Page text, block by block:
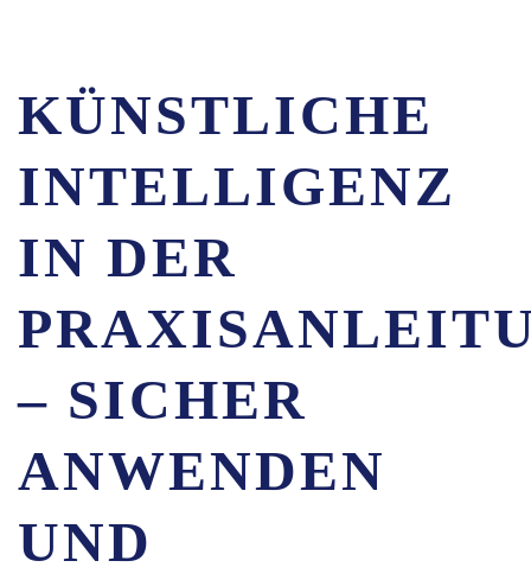
KÜNSTLICHE
INTELLIGENZ
IN DER
– SICHER
ANWENDEN
UND